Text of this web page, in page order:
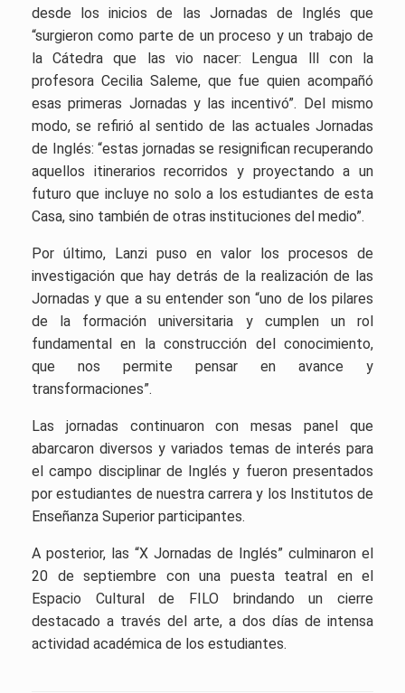
desde los inicios de las Jornadas de Inglés que
“surgieron como parte de un proceso y un trabajo de
la Cátedra que las vio nacer: Lengua lll con la
profesora Cecilia Saleme, que fue quien acompañó
esas primeras Jornadas y las incentivó”. Del mismo
modo, se refirió al sentido de las actuales Jornadas
de Inglés: “estas jornadas se resignifican recuperando
aquellos itinerarios recorridos y proyectando a un
futuro que incluye no solo a los estudiantes de esta
Casa, sino también de otras instituciones del medio”.
Por último, Lanzi puso en valor los procesos de
investigación que hay detrás de la realización de las
Jornadas y que a su entender son “uno de los pilares
de la formación universitaria y cumplen un rol
fundamental en la construcción del conocimiento,
que nos permite pensar en avance y
transformaciones”.
Las jornadas continuaron con mesas panel que
abarcaron diversos y variados temas de interés para
el campo disciplinar de Inglés y fueron presentados
por estudiantes de nuestra carrera y los Institutos de
Enseñanza Superior participantes.
A posterior, las “X Jornadas de Inglés” culminaron el
20 de septiembre con una puesta teatral en el
Espacio Cultural de FILO brindando un cierre
destacado a través del arte, a dos días de intensa
actividad académica de los estudiantes.